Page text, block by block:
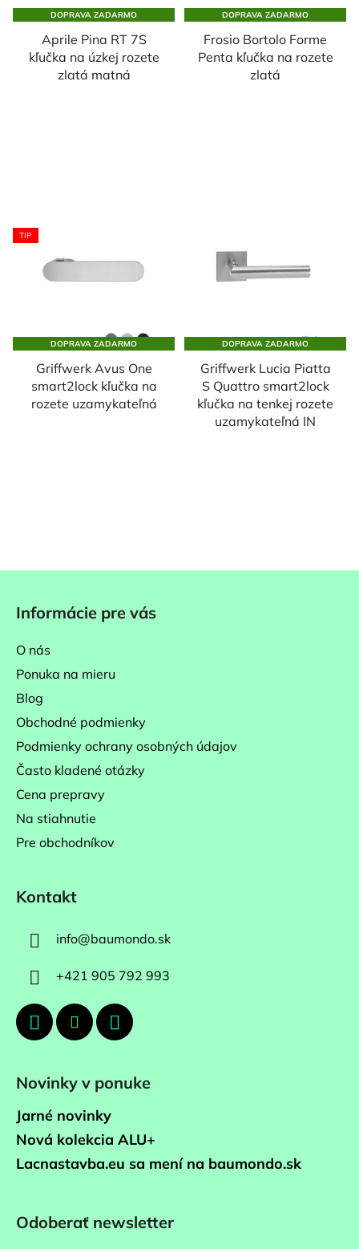
DOPRAVA ZADARMO
Aprile Pina RT 7S
kľučka na úzkej rozete
zlatá matná
DOPRAVA ZADARMO
Frosio Bortolo Forme
Penta kľučka na rozete
zlatá
TIP
DOPRAVA ZADARMO
Griffwerk Avus One
smart2lock kľučka na
rozete uzamykateľná
DOPRAVA ZADARMO
Griffwerk Lucia Piatta
S Quattro smart2lock
kľučka na tenkej rozete
uzamykateľná IN
Informácie pre vás
O nás
Ponuka na mieru
Blog
Obchodné podmienky
Podmienky ochrany osobných údajov
Často kladené otázky
Cena prepravy
Na stiahnutie
Pre obchodníkov
Kontakt
info@baumondo.sk
+421 905 792 993
Novinky v ponuke
Jarné novinky
Nová kolekcia ALU+
Lacnastavba.eu sa mení na baumondo.sk
Odoberať newsletter